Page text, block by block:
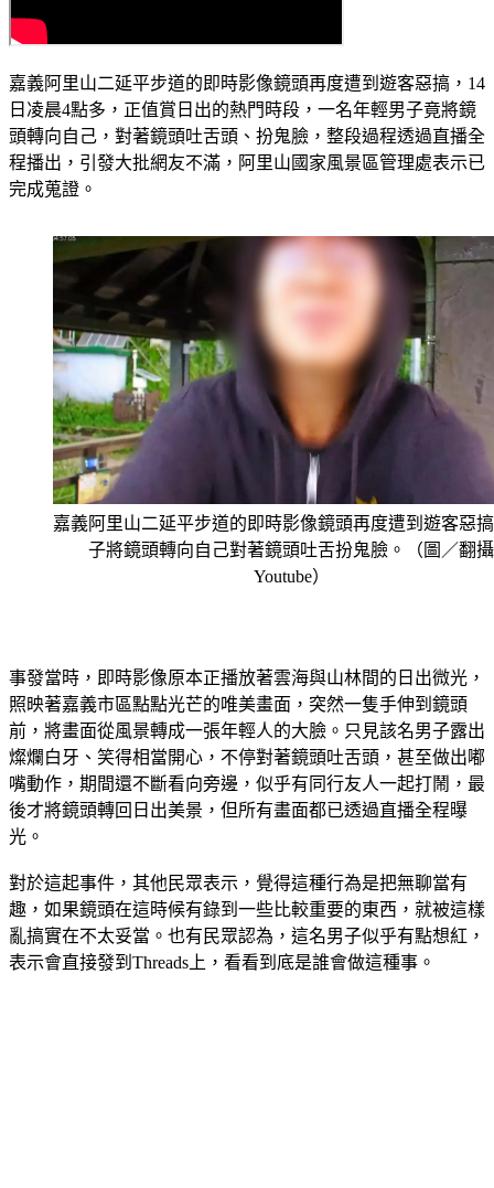
嘉義阿里山二延平步道的即時影像鏡頭再度遭到遊客惡搞，14
日凌晨4點多，正值賞日出的熱門時段，一名年輕男子竟將鏡
頭轉向自己，對著鏡頭吐舌頭、扮鬼臉，整段過程透過直播全
程播出，引發大批網友不滿，阿里山國家風景區管理處表示已
完成蒐證。
嘉義阿里山二延平步道的即時影像鏡頭再度遭到遊客惡
子將鏡頭轉向自己對著鏡頭吐舌扮鬼臉。（圖／翻攝
Youtube）
事發當時，即時影像原本正播放著雲海與山林間的日出微光，
照映著嘉義市區點點光芒的唯美畫面，突然一隻手伸到鏡頭
前，將畫面從風景轉成一張年輕人的大臉。只見該名男子露出
燦爛白牙、笑得相當開心，不停對著鏡頭吐舌頭，甚至做出嘟
嘴動作，期間還不斷看向旁邊，似乎有同行友人一起打鬧，最
後才將鏡頭轉回日出美景，但所有畫面都已透過直播全程曝
光。
對於這起事件，其他民眾表示，覺得這種行為是把無聊當有
趣，如果鏡頭在這時候有錄到一些比較重要的東西，就被這樣
亂搞實在不太妥當。也有民眾認為，這名男子似乎有點想紅，
表示會直接發到Threads上，看看到底是誰會做這種事。